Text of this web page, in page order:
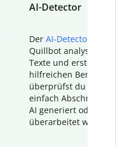
AI-Detector
Der AI-Detector
Quillbot analysiert
Texte und erstellt
hilfreichen Bericht.
überprüfst du
einfach Abschnitte,
AI generiert oder
überarbeitet wurden.